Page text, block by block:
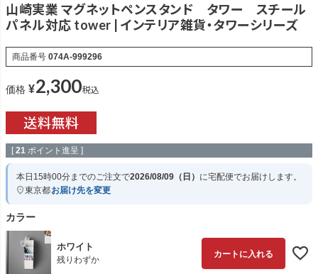
山崎実業 マグネットペンスタンド タワー スチール
パネル対応 tower | インテリア雑貨・タワーシリーズ
商品番号 074A-999296
価格 ¥2,300税込
[ 21 ポイント進呈 ]
本日 15時00分までのご注文で2026/08/09（日） に宅配便でお届けします。
東京都お届け先を変更
カラー
ホワイト
残りわずか
カートに入れる